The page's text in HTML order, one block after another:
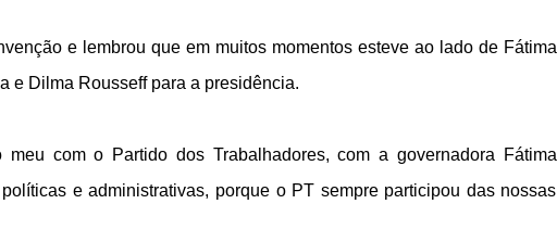
e lembrou que em muitos momentos esteve ao lado de Fátima
e Dilma Rousseff para a presidência.
com o Partido dos Trabalhadores, com a governadora Fátima
e administrativas, porque o PT sempre participou das nossas